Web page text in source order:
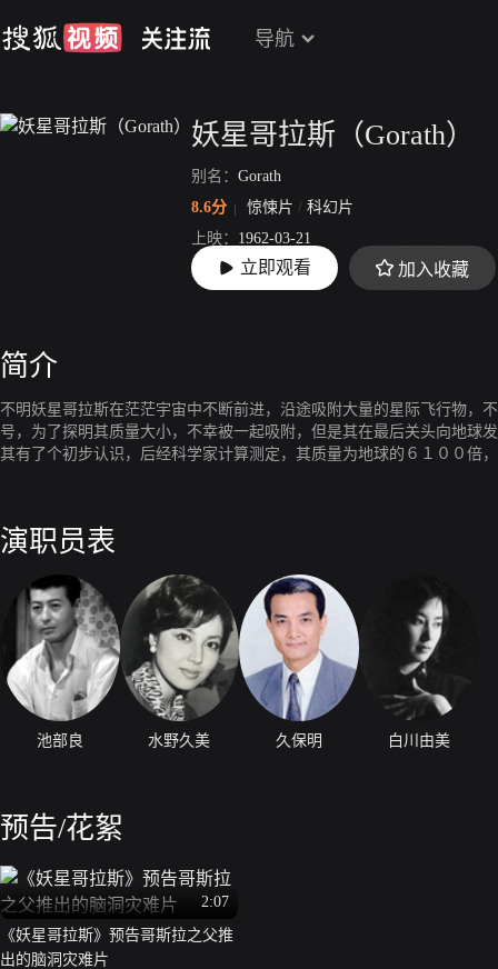
导航
妖星哥拉斯（Gorath）
别名： Gorath
8.6分
惊悚片 / 科幻片
上映： 1962-03-21
片长： 88分4秒
立即观看 加入收藏
简介
不明妖星哥拉斯在茫茫宇宙中不断前进，沿途吸附大量的星际飞行物，
号，为了探明其质量大小，不幸被一起吸附，但是其在最后关头向地球
其有了个初步认识，后经科学家计算测定，其质量为地球的６１００
的带领下在南极建立了基地，但是由于在南极建造基地，在火焰发生器
了时间，到底地球能不能脱离哥拉斯的吞噬呢？
演职员表
池部良 水野久美 久保明 白川由美
预告/花絮
2:07
《妖星哥拉斯》预告哥斯拉之父推
出的脑洞灾难片